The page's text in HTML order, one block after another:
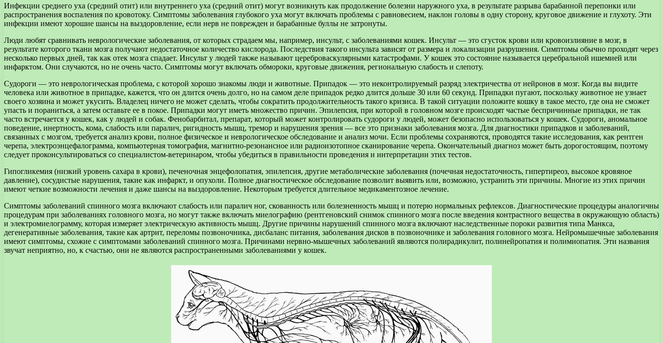
Инфекции среднего уха (средний отит) или внутреннего уха (средний отит) могут возникнуть как продолжение болезни наружного уха, в результате разрыва барабанной перепонки или
распространения воспаления по кровотоку. Симптомы заболевания глубокого уха могут включать проблемы с равновесием, наклон головы в одну сторону, круговое движение и глухоту. Эти
инфекции имеют хорошие шансы на выздоровление, если нерв не поврежден и барабанные буллы не затронуты.
Люди любят сравнивать неврологические заболевания, от которых страдаем мы, например, инсульт, с заболеваниями кошек. Инсульт — это сгусток крови или кровоизлияние в мозг, в
результате которого ткани мозга получают недостаточное количество кислорода. Последствия такого инсульта зависят от размера и локализации разрушения. Симптомы обычно проходят через
несколько первых дней, так как отек мозга спадает. Инсульт у людей также называют цереброваскулярными катастрофами. У кошек это состояние называется церебральной ишемией или
инфарктом. Они случаются, но не очень часто. Симптомы могут включать обмороки, круговые движения, региональную слабость и слепоту.
Судороги — это неврологическая проблема, с которой хорошо знакомы люди и животные. Припадок — это неконтролируемый разряд электричества от нейронов в мозг. Когда вы видите
человека или животное в припадке, кажется, что он длится очень долго, но на самом деле припадок редко длится дольше 30 или 60 секунд. Припадки пугают, поскольку животное не узнает
своего хозяина и может укусить. Владелец ничего не может сделать, чтобы сократить продолжительность такого кризиса. В такой ситуации положите кошку в такое место, где она не сможет
упасть и пораниться, а затем оставьте ее в покое. Припадки могут иметь множество причин. Эпилепсия, при которой в головном мозге происходят частые беспричинные припадки, не так
часто встречается у кошек, как у людей и собак. Фенобарбитал, препарат, который может контролировать судороги у людей, может безопасно использоваться у кошек. Судороги, аномальное
поведение, инертность, кома, слабость или паралич, ригидность мышц, тремор и нарушения зрения — все это признаки заболевания мозга. Для диагностики припадков и заболеваний,
связанных с мозгом, требуется анализ крови, полное физическое и неврологическое обследование и анализ мочи. Если проблемы сохраняются, проводятся такие исследования, как рентген
черепа, электроэнцефалограмма, компьютерная томография, магнитно-резонансное или радиоизотопное сканирование черепа. Окончательный диагноз может быть дорогостоящим, поэтому
следует проконсультироваться со специалистом-ветеринаром, чтобы убедиться в правильности проведения и интерпретации этих тестов.
Гипогликемия (низкий уровень сахара в крови), печеночная энцефолопатия, эпилепсия, другие метаболические заболевания (почечная недостаточность, гипертиреоз, высокое кровяное
давление), сосудистые нарушения, такие как инфаркт, и опухоли. Полное диагностическое обследование позволит выявить или, возможно, устранить эти причины. Многие из этих причин
имеют четкие возможности лечения и даже шансы на выздоровление. Некоторым требуется длительное медикаментозное лечение.
Симптомы заболеваний спинного мозга включают слабость или паралич ног, скованность или болезненность мышц и потерю нормальных рефлексов. Диагностические процедуры аналогичны
процедурам при заболеваниях головного мозга, но могут также включать миелографию (рентгеновский снимок спинного мозга после введения контрастного вещества в окружающую область)
и электромиелограмму, которая измеряет электрическую активность мышц. Другие причины нарушений спинного мозга включают наследственные пороки развития типа Манкса,
дегенеративные заболевания, такие как артрит, переломы позвоночника, дисбаланс питания, заболевания дисков в позвоночнике и заболевания головного мозга. Нейромышечные заболевания
имеют симптомы, схожие с симптомами заболеваний спинного мозга. Причинами нервно-мышечных заболеваний являются полирадикулит, полинейропатия и полимиопатия. Эти названия
звучат неприятно, но, к счастью, они не являются распространенными заболеваниями у кошек.